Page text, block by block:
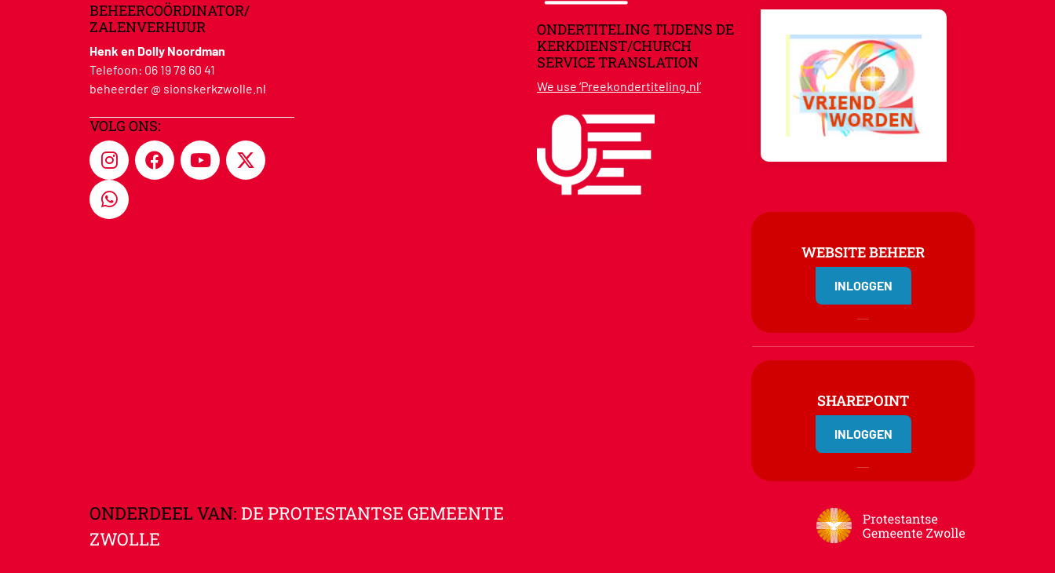
BEHEERCOÖRDINATOR/
ZALENVERHUUR
Henk en Dolly Noordman
Telefoon: 06 19 78 60 41
beheerder @ sionskerkzwolle.nl
VOLG ONS:
ONDERTITELING TIJDENS DE
KERKDIENST/CHURCH
SERVICE TRANSLATION
We use ‘Preekondertiteling.nl’
WEBSITE BEHEER
INLOGGEN
SHAREPOINT
INLOGGEN
ONDERDEEL VAN: DE PROTESTANTSE GEMEENTE
ZWOLLE